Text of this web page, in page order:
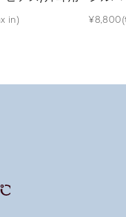
in)